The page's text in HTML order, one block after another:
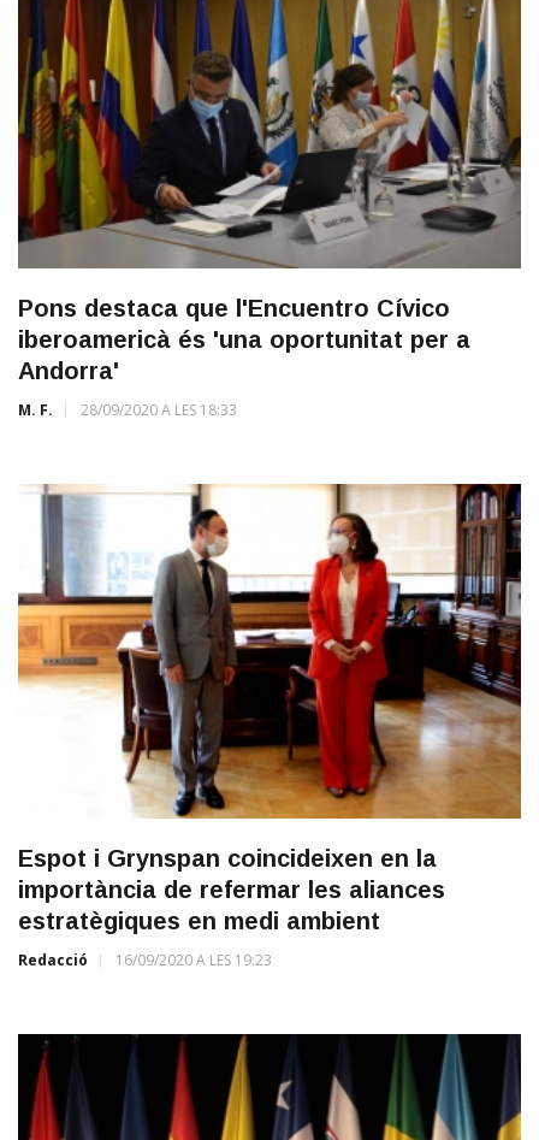
Pons destaca que l'Encuentro Cívico
iberoamericà és 'una oportunitat per a
Andorra'
M. F. 28/09/2020 A LES 18:33
Espot i Grynspan coincideixen en la
importància de refermar les aliances
estratègiques en medi ambient
Redacció 16/09/2020 A LES 19:23